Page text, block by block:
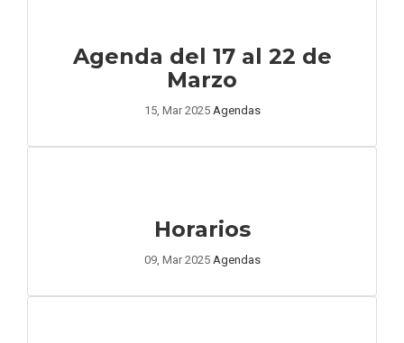
Agenda del 17 al 22 de
Marzo
15, Mar 2025 Agendas
Horarios
09, Mar 2025 Agendas